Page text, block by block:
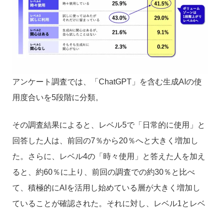
アンケート調査では、「ChatGPT」を含む生成AIの使
用度合いを5段階に分類。
その調査結果によると、レベル5で「日常的に使用」と
回答した人は、前回の7％から20％へと大きく増加し
た。さらに、レベル4の「時々使用」と答えた人を加え
ると、約60％に上り、前回の調査での約30％と比べ
て、積極的にAIを活用し始めている層が大きく増加し
ていることが確認された。それに対し、レベル1とレベ